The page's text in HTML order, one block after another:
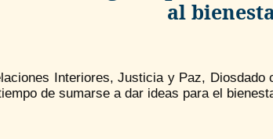
al
Interiores, Justicia y Paz,
de sumarse a dar ideas para el